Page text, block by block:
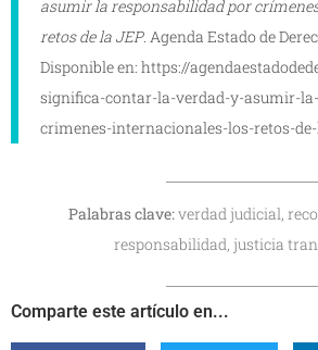
asumir la responsabilidad por
retos de la JEP. Agenda Estado de
Disponible en: https://
significa-contar-la-verdad-y-asumir-
crimenes-internacionales-los-retos-
Palabras clave:verdad judicial,
responsabilidad, justicia
Comparte este artículo en...